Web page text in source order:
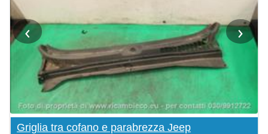
‹ ›
Griglia tra cofano e parabrezza Jeep